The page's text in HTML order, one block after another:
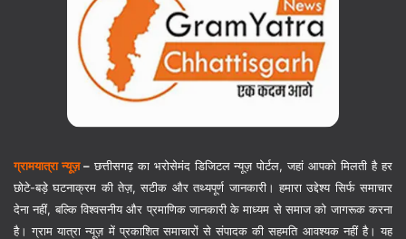
ग्रामयात्रा न्यूज़–छत्तीसगढ़ का भरोसेमंद डिजिटल न्यूज़ पोर्टल, जहां आपको मिलती है हर
छोटे-बड़े घटनाक्रम की तेज़, सटीक और तथ्यपूर्ण जानकारी। हमारा उद्देश्य सिर्फ समाचार
देना नहीं, बल्कि विश्वसनीय और प्रमाणिक जानकारी के माध्यम से समाज को जागरूक करना
है। ग्राम यात्रा न्यूज़ में प्रकाशित समाचारों से संपादक की सहमति आवश्यक नहीं है। यह